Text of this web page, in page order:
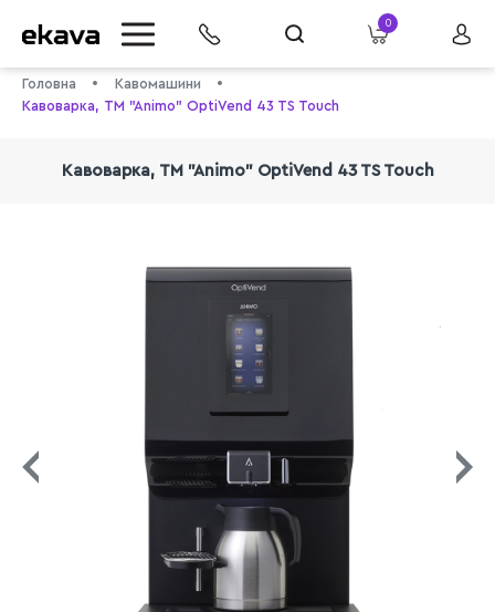
0
Головна
Кавомашини
Кавоварка, TM "Animo" OptiVend 43 TS Touch
Кавоварка, TM "Animo" OptiVend 43 TS Touch